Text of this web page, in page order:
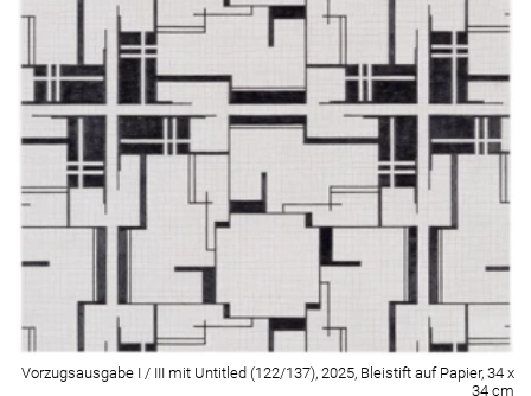
öffentlicher Dienst und Sport, Abteilung IV/A/6, Sektion
IV – Kunst und Kultur; Senatsverwaltung für Kultur und
Gesellschaftlichen Zusammenhalt Berlin; und Bildrecht
Wien, Gesellschaft zur Wahrnehmung visueller Rechte.